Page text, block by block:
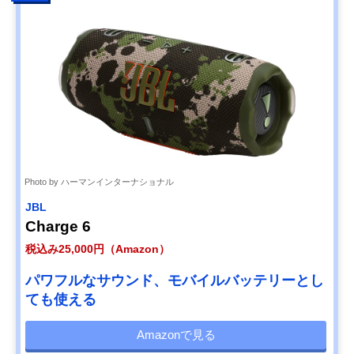
Photo by ハーマンインターナショナル
JBL
Charge 6
税込み25,000円（Amazon）
パワフルなサウンド、モバイルバッテリーとし
ても使える
Amazonで見る